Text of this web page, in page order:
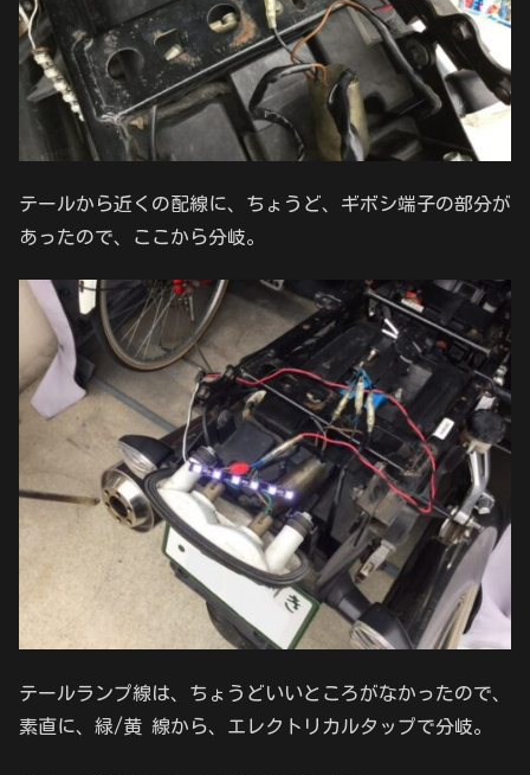
テールから近くの配線に、ちょうど、ギボシ端子の部分が
あったので、ここから分岐。
テールランプ線は、ちょうどいいところがなかったので、
素直に、緑/黄 線から、エレクトリカルタップで分岐。